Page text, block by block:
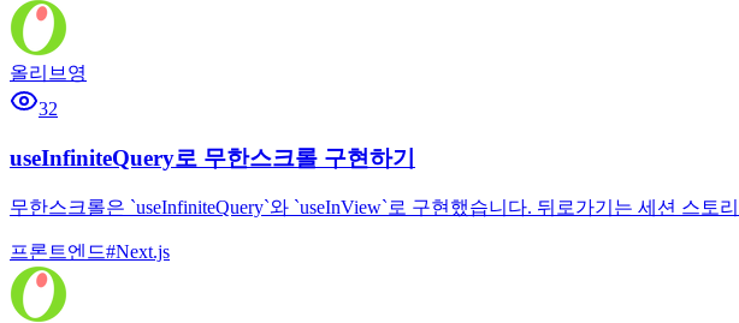
올리브영
32
useInfiniteQuery로 무한스크롤 구현하기
무한스크롤은 `useInfiniteQuery`와 `useInView`로 구현했습니다. 뒤로가기는 세션 스
프론트엔드#Next.js